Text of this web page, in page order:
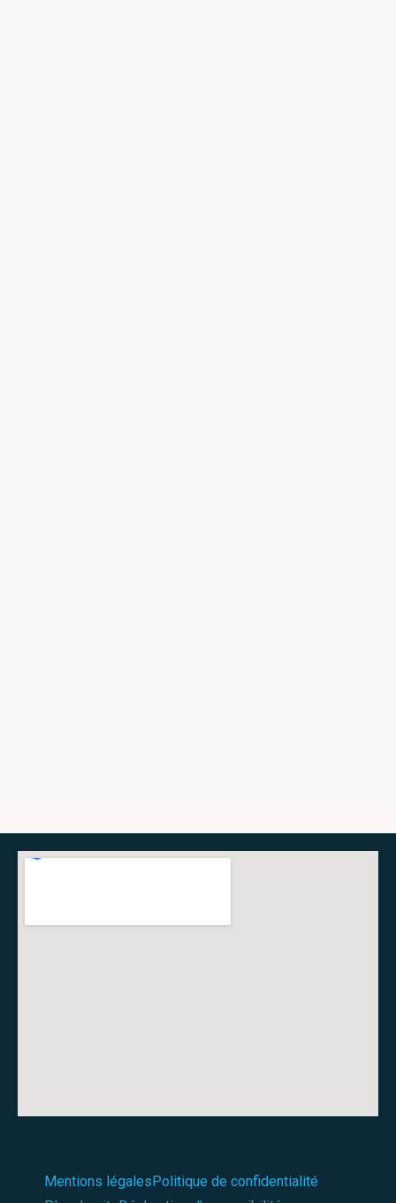
Mentions légalesPolitique de confidentialité